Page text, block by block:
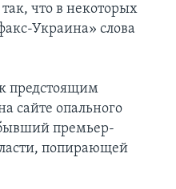
что в некоторых
Украина» слова
предстоящим
сайте опального
премьер-
попирающей